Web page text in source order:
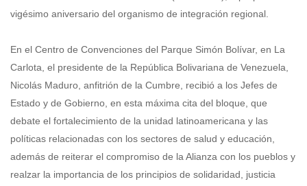
vigésimo aniversario del organismo de integración regional.
En el Centro de Convenciones del Parque Simón Bolívar, en La
Carlota, el presidente de la República Bolivariana de Venezuela,
Nicolás Maduro, anfitrión de la Cumbre, recibió a los Jefes de
Estado y de Gobierno, en esta máxima cita del bloque, que
debate el fortalecimiento de la unidad latinoamericana y las
políticas relacionadas con los sectores de salud y educación,
además de reiterar el compromiso de la Alianza con los pueblos y
realzar la importancia de los principios de solidaridad, justicia